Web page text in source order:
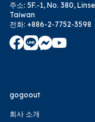
주소: 5F.-1, No. 380,
Taiwan
전화: +886-2-7752-3598
gogoout
회사 소개